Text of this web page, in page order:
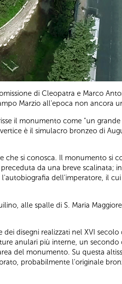
di Cleopatra e Marco
Marzio all'epoca non ancora
il monumento come "un
è il simulacro bronzeo di
che si conosca. Il monumento si
da una breve scalinata;
l'autobiografia dell'imperatore, il
alle spalle di S. Maria Maggiore
disegni realizzati nel XVI secolo
anulari più interne, un secondo
del monumento. Su questa
probabilmente l'originale